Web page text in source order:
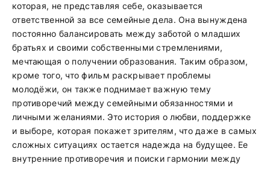
которая, не представляя себе, оказывается
ответственной за все семейные дела. Она вынуждена
постоянно балансировать между заботой о младших
братьях и своими собственными стремлениями,
мечтающая о получении образования. Таким образом,
кроме того, что фильм раскрывает проблемы
молодёжи, он также поднимает важную тему
противоречий между семейными обязанностями и
личными желаниями. Это история о любви, поддержке
и выборе, которая покажет зрителям, что даже в самых
сложных ситуациях остается надежда на будущее. Ее
внутренние противоречия и поиски гармонии между